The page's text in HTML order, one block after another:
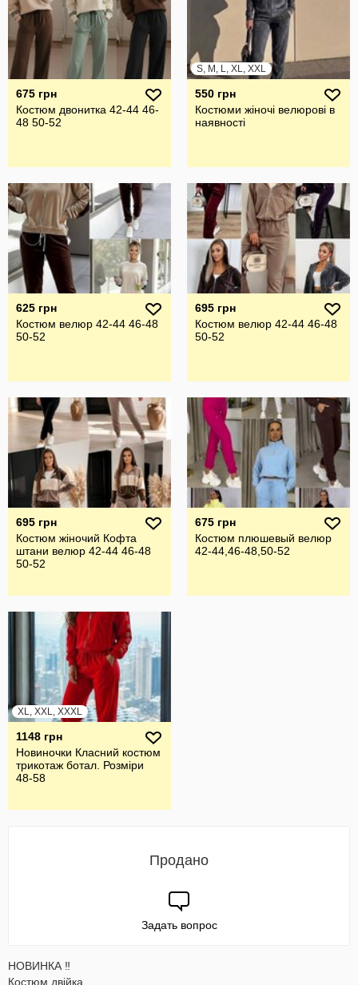
675 грн
Костюм двонитка 42-44 46-
48 50-52
S, M, L, XL, XXL
550 грн
Костюми жіночі велюрові в
наявності
625 грн
Костюм велюр 42-44 46-48
50-52
695 грн
Костюм велюр 42-44 46-48
50-52
695 грн
Костюм жіночий Кофта
штани велюр 42-44 46-48
50-52
675 грн
Костюм плюшевый велюр
42-44,46-48,50-52
XL, XXL, XXXL
1148 грн
Новиночки Класний костюм
трикотаж ботал. Розміри
48-58
Продано
Задать вопрос
НОВИНКА ‼
Костюм двійка